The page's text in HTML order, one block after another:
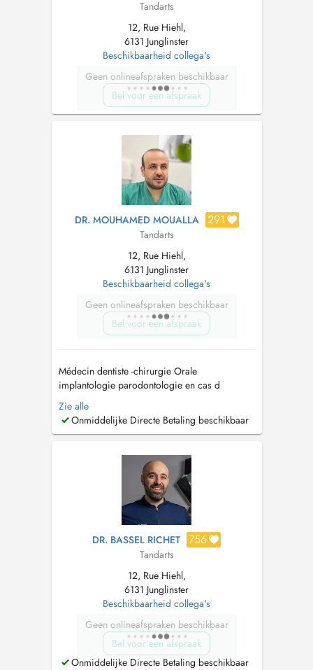
Tandarts
12, Rue Hiehl,
6131 Junglinster
Beschikbaarheid collega's
Geen onlineafspraken beschikbaar
Bel voor een afspraak
DR. MOUHAMED MOUALLA 291
Tandarts
12, Rue Hiehl,
6131 Junglinster
Beschikbaarheid collega's
Geen onlineafspraken beschikbaar
Bel voor een afspraak
Médecin dentiste -chirurgie Orale
implantologie parodontologie en cas d
urgence contactez nous sur 00352661648295
-CES Prothèse adjointe complet Université
Paris V -CES Odontologie Conservatrice et
traitement odonto-stomatologique du syndrome
Zie alle
Onmiddelijke Directe Betaling beschikbaar
DR. BASSEL RICHET 756
Tandarts
12, Rue Hiehl,
6131 Junglinster
Beschikbaarheid collega's
Geen onlineafspraken beschikbaar
Bel voor een afspraak
Onmiddelijke Directe Betaling beschikbaar